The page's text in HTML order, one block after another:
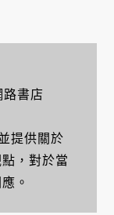
書店
提供關於
，對於當
。